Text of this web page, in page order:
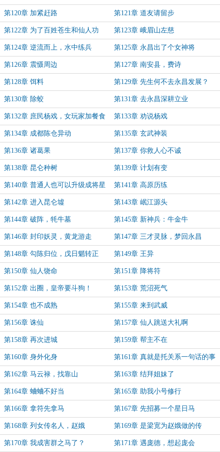
第120章 加紧赶路 第121章 道友请留步
第122章 为了百姓苍生和仙人功
德……
第123章 峨眉山左慈
第124章 逆流而上，水中练兵 第125章 永昌出了个女神将
第126章 震慑周边 第127章 南安县，费诗
第128章 饵料 第129章 先生何不去永昌发展？
第130章 除蛟 第131章 去永昌深耕立业
第132章 庶民杨戏，女玩家加餐食 第133章 劝说杨戏
第134章 成都陈仓异动 第135章 玄武神装
第136章 诸葛果 第137章 你救人心不诚
第138章 昆仑种树 第139章 计划有变
第140章 普通人也可以升级成将星
的
第141章 高原历练
第142章 进入昆仑墟 第143章 岷江源头
第144章 破阵，牦牛墓 第145章 新神兵：牛金牛
第146章 封印妖灵，黄龙游走 第147章 三才灵脉，梦回永昌
第148章 勾陈归位，戊日魈转正 第149章 王异
第150章 仙人饶命 第151章 降将符
第152章 出圈，皇帝要斗狗！ 第153章 荒沼死气
第154章 也不成熟 第155章 来到武威
第156章 诛仙 第157章 仙人跳送大礼啊
第158章 再次进城 第159章 帮主不在
第160章 身外化身 第161章 真就是托关系一句话的事
第162章 马云禄，找靠山 第163章 结拜姐妹了
第164章 蛐蛐不好当 第165章 助我小号修行
第166章 拿符先拿马 第167章 先招募一个星日马
第168章 列女传名人，赵娥 第169章 是梁宽为赵娥做的传
第170章 我成害群之马了？ 第171章 遇庞德，想起庞会